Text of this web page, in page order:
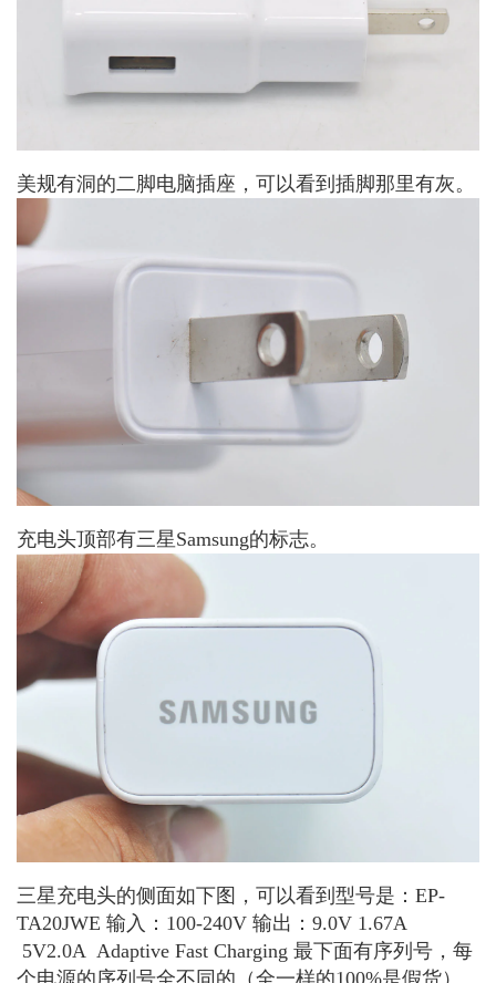
美规有洞的二脚电脑插座，可以看到插脚那里有灰。
充电头顶部有三星Samsung的标志。
三星充电头的侧面如下图，可以看到型号是：EP-
TA20JWE 输入：100-240V 输出：9.0V 1.67A
5V2.0A Adaptive Fast Charging 最下面有序列号，每
个电源的序列号全不同的（全一样的100%是假货）